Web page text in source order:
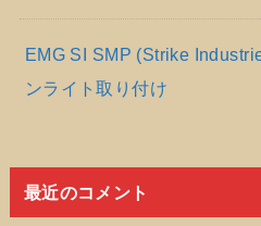
EMG SI SMP (Strike
ンライト取り付け
最近のコメント